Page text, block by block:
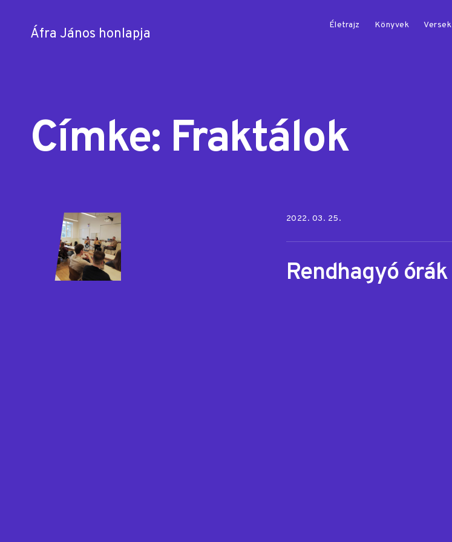
Áfra János honlapja
Életrajz Könyvek Versek
Címke: Fraktálok
Posted on:
2022. 03. 25.
Rendhagyó órák